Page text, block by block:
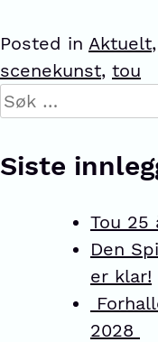
Posted in Aktuelt,
scenekunst, tou
Siste
Tou 25
Den
er klar!
2028